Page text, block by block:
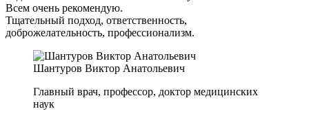
Всем очень рекомендую.
Тщательный подход, ответственность,
доброжелательность, профессионализм.
Шантуров Виктор Анатольевич
Главный врач, профессор, доктор медицинских
наук